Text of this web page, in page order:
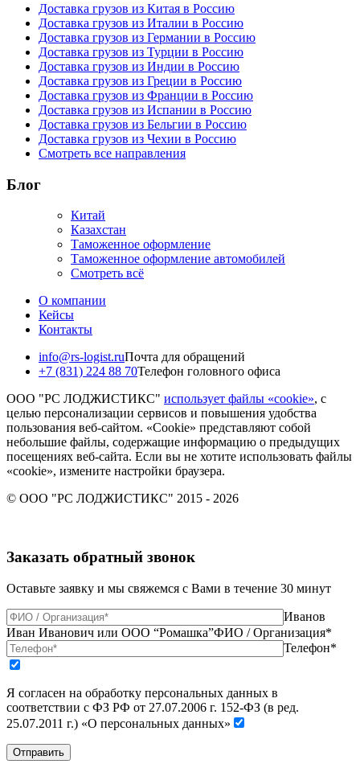
Доставка грузов из Китая в Россию
Доставка грузов из Италии в Россию
Доставка грузов из Германии в Россию
Доставка грузов из Турции в Россию
Доставка грузов из Индии в Россию
Доставка грузов из Греции в Россию
Доставка грузов из Франции в Россию
Доставка грузов из Испании в Россию
Доставка грузов из Бельгии в Россию
Доставка грузов из Чехии в Россию
Смотреть все направления
Блог
Китай
Казахстан
Таможенное оформление
Таможенное оформление автомобилей
Смотреть всё
О компании
Кейсы
Контакты
info@rs-logist.ruПочта для обращений
+7 (831) 224 88 70Телефон головного офиса
ООО "РС ЛОДЖИСТИКС" использует файлы «cookie», с
целью персонализации сервисов и повышения удобства
пользования веб-сайтом. «Cookie» представляют собой
небольшие файлы, содержащие информацию о предыдущих
посещениях веб-сайта. Если вы не хотите использовать файлы
«cookie», измените настройки браузера.
© ООО "РС ЛОДЖИСТИКС" 2015 - 2026
Заказать обратный звонок
Оставьте заявку и мы свяжемся с Вами в течение 30 минут
Иванов
Иван Иванович или ООО “Ромашка”ФИО / Организация*
Телефон*
Я согласен на обработку персональных данных в
соответствии с ФЗ РФ от 27.07.2006 г. 152-ФЗ (в ред.
25.07.2011 г.) «О персональных данных»
Отправить